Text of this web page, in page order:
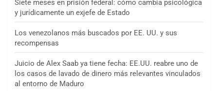
Siete meses en prisión federal: cómo cambia psicológica
y jurídicamente un exjefe de Estado
Los venezolanos más buscados por EE. UU. y sus
recompensas
Juicio de Alex Saab ya tiene fecha: EE.UU. reabre uno de
los casos de lavado de dinero más relevantes vinculados
al entorno de Maduro